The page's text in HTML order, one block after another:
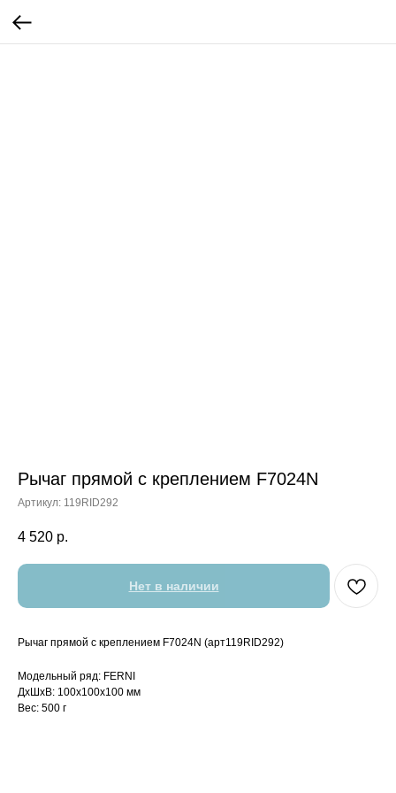
Рычаг прямой с креплением F7024N
Артикул: 119RID292
4 520 р.
Нет в наличии
Рычаг прямой с креплением F7024N (арт119RID292)
Модельный ряд: FERNI
ДxШxВ: 100x100x100 мм
Вес: 500 г